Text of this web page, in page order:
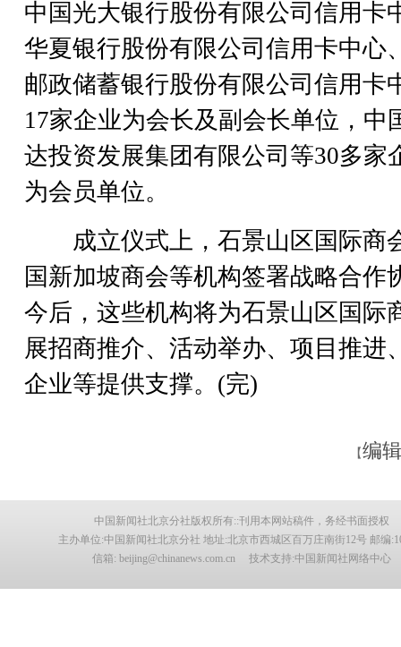
中国光大银行股份有限公司信用卡
华夏银行股份有限公司信用卡中心
邮政储蓄银行股份有限公司信用卡
17家企业为会长及副会长单位，中
达投资发展集团有限公司等30多家
为会员单位。
成立仪式上，石景山区国际商
国新加坡商会等机构签署战略合作
今后，这些机构将为石景山区国际
展招商推介、活动举办、项目推进
企业等提供支撑。(完)
【编
中国新闻社北京分社版权所有::刊用本网站稿件，务经书面授权
主办单位:中国新闻社北京分社 地址:北京市西城区百万庄南街12号 邮编
信箱: beijing@chinanews.com.cn 技术支持:中国新闻社网络中心